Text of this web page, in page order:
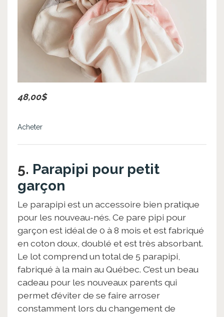
48,00$
Acheter
5. Parapipi pour petit
garçon
Le parapipi est un accessoire bien pratique
pour les nouveau-nés. Ce pare pipi pour
garçon est idéal de 0 à 8 mois et est fabriqué
en coton doux, doublé et est très absorbant.
Le lot comprend un total de 5 parapipi,
fabriqué à la main au Québec. C’est un beau
cadeau pour les nouveaux parents qui
permet d’éviter de se faire arroser
constamment lors du changement de